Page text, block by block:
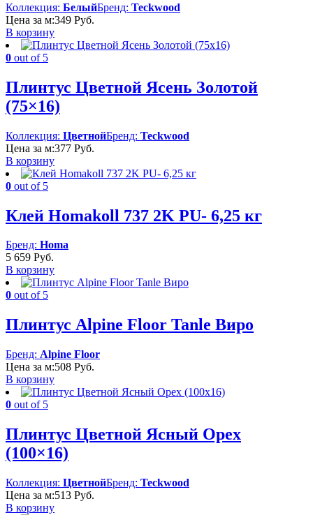
Коллекция: БелыйБренд: Teckwood
Цена за м:349 Руб.
В корзину
0 out of 5
Плинтус Цветной Ясень Золотой
(75×16)
Коллекция: ЦветнойБренд: Teckwood
Цена за м:377 Руб.
В корзину
0 out of 5
Клей Homakoll 737 2K PU- 6,25 кг
Бренд: Homa
5 659 Руб.
В корзину
0 out of 5
Плинтус Alpine Floor Tanle Виро
Бренд: Alpine Floor
Цена за м:508 Руб.
В корзину
0 out of 5
Плинтус Цветной Ясный Орех
(100×16)
Коллекция: ЦветнойБренд: Teckwood
Цена за м:513 Руб.
В корзину